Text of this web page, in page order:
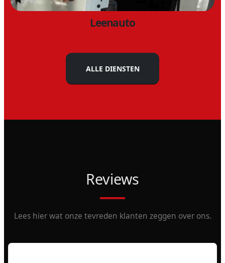
Leenauto
ALLE DIENSTEN
Reviews
Lees hier wat onze tevreden klanten zeggen over ons.